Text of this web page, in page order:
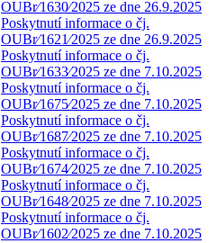
OUBr⁄1630⁄2025 ze dne 26.9.2025
Poskytnutí informace o čj.
OUBr⁄1621⁄2025 ze dne 26.9.2025
Poskytnutí informace o čj.
OUBr⁄1633⁄2025 ze dne 7.10.2025
Poskytnutí informace o čj.
OUBr⁄1675⁄2025 ze dne 7.10.2025
Poskytnutí informace o čj.
OUBr⁄1687⁄2025 ze dne 7.10.2025
Poskytnutí informace o čj.
OUBr⁄1674⁄2025 ze dne 7.10.2025
Poskytnutí informace o čj.
OUBr⁄1648⁄2025 ze dne 7.10.2025
Poskytnutí informace o čj.
OUBr⁄1602⁄2025 ze dne 7.10.2025